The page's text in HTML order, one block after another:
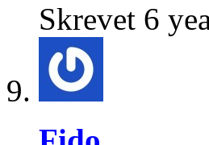
Skrevet 6